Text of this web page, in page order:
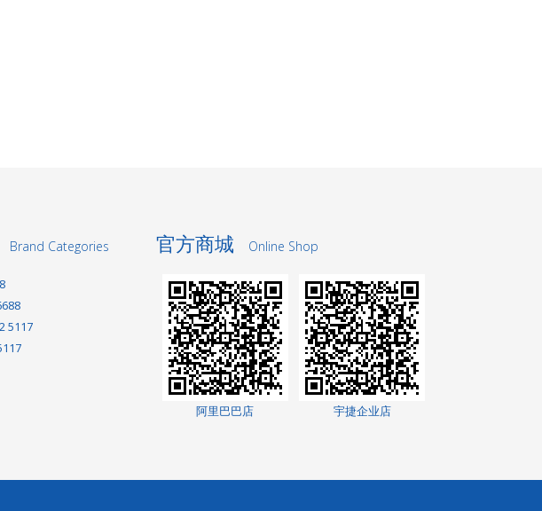
Brand Categories
5117
官方商城 Online Shop
阿里巴巴店 宇捷企业店
洗轮机厂家
景观护栏
网络测试仪
高低温交变湿热